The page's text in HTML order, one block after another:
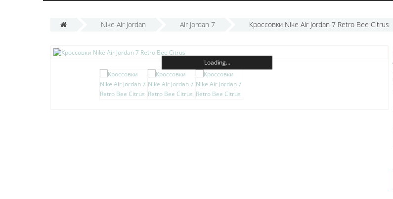
Nike Air Jordan Air Jordan 7 Кроссовки Nike Air Jordan 7 Retro Bee Citrus
Loading...